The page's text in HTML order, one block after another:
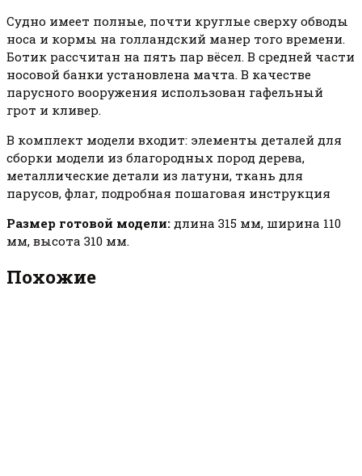
Судно имеет полные, почти круглые сверху обводы
носа и кормы на голландский манер того времени.
Ботик рассчитан на пять пар вёсел. В средней части
носовой банки установлена мачта. В качестве
парусного вооружения использован гафельный
грот и кливер.
В комплект модели входит: элементы деталей для
сборки модели из благородных пород дерева,
металлические детали из латуни, ткань для
парусов, флаг, подробная пошаговая инструкция
Размер готовой модели: длина 315 мм, ширина 110
мм, высота 310 мм.
Похожие